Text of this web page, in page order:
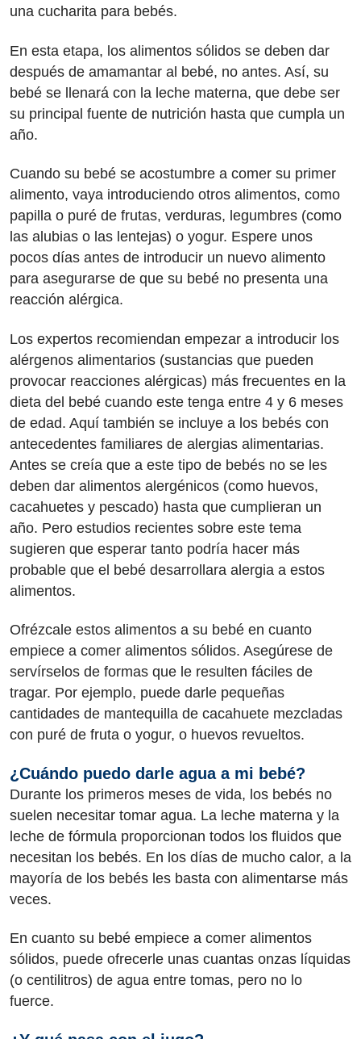
una cucharita para bebés.
En esta etapa, los alimentos sólidos se deben dar
después de amamantar al bebé, no antes. Así, su
bebé se llenará con la leche materna, que debe ser
su principal fuente de nutrición hasta que cumpla un
año.
Cuando su bebé se acostumbre a comer su primer
alimento, vaya introduciendo otros alimentos, como
papilla o puré de frutas, verduras, legumbres (como
las alubias o las lentejas) o yogur. Espere unos
pocos días antes de introducir un nuevo alimento
para asegurarse de que su bebé no presenta una
reacción alérgica.
Los expertos recomiendan empezar a introducir los
alérgenos alimentarios (sustancias que pueden
provocar reacciones alérgicas) más frecuentes en la
dieta del bebé cuando este tenga entre 4 y 6 meses
de edad. Aquí también se incluye a los bebés con
antecedentes familiares de alergias alimentarias.
Antes se creía que a este tipo de bebés no se les
deben dar alimentos alergénicos (como huevos,
cacahuetes y pescado) hasta que cumplieran un
año. Pero estudios recientes sobre este tema
sugieren que esperar tanto podría hacer más
probable que el bebé desarrollara alergia a estos
alimentos.
Ofrézcale estos alimentos a su bebé en cuanto
empiece a comer alimentos sólidos. Asegúrese de
servírselos de formas que le resulten fáciles de
tragar. Por ejemplo, puede darle pequeñas
cantidades de mantequilla de cacahuete mezcladas
con puré de fruta o yogur, o huevos revueltos.
¿Cuándo puedo darle agua a mi bebé?
Durante los primeros meses de vida, los bebés no
suelen necesitar tomar agua. La leche materna y la
leche de fórmula proporcionan todos los fluidos que
necesitan los bebés. En los días de mucho calor, a la
mayoría de los bebés les basta con alimentarse más
veces.
En cuanto su bebé empiece a comer alimentos
sólidos, puede ofrecerle unas cuantas onzas líquidas
(o centilitros) de agua entre tomas, pero no lo
fuerce.